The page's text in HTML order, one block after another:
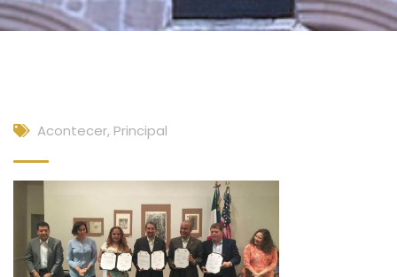
Acontecer, Principal